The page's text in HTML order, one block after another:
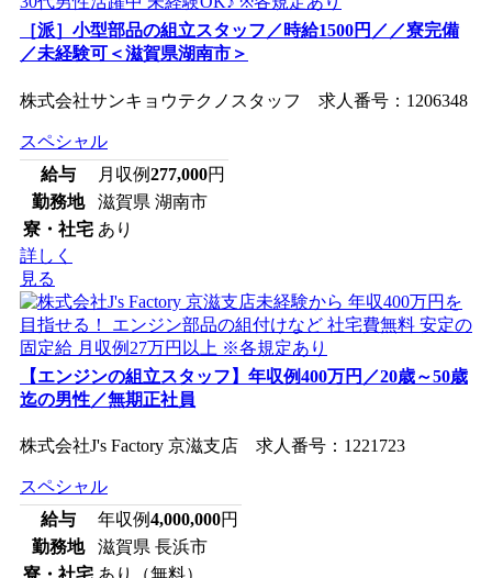
［派］小型部品の組立スタッフ／時給1500円／／寮完備
／未経験可＜滋賀県湖南市＞
株式会社サンキョウテクノスタッフ 求人番号：1206348
スペシャル
給与
月収例277,000円
勤務地
滋賀県 湖南市
寮・社宅 あり
詳しく
見る
【エンジンの組立スタッフ】年収例400万円／20歳～50歳
迄の男性／無期正社員
株式会社J's Factory 京滋支店 求人番号：1221723
スペシャル
給与
年収例4,000,000円
勤務地
滋賀県 長浜市
寮・社宅 あり（無料）